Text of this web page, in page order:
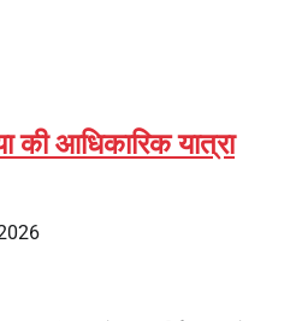
की आधिकारिक यात्रा